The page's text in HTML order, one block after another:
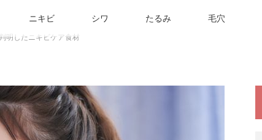
ニキビ シワ たるみ 毛穴
明したニキビケア食材